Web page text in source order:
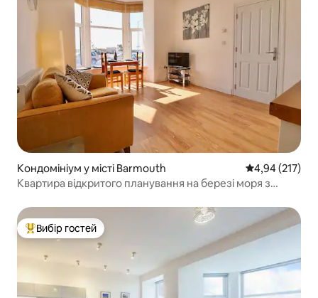
Кондомініум у місті Barmouth Середня
4,94 (217)
Квартира відкритого планування на березі моря з
Топ вибір гостей
Вибір гостей